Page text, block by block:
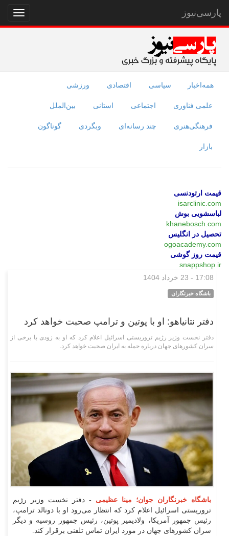
نمایش
منو
پارسی‌نیوز
همه‌اخبار سیاسی اقتصادی ورزشی
علمی فناوری اجتماعی استانی بین‌الملل
فرهنگی‌هنری چند رسانه‌ای وبگردی گوناگون
بازار
قیمت ارتودنسی
isarclinic.com
لباسشویی بوش
khanebosch.com
تحصیل در انگلیس
ogoacademy.com
قیمت روز گوشی
snappshop.ir
17:08 - 23 خرداد 1404
باشگاه خبرنگاران
دفتر نتانیاهو: او با پوتین و ترامپ صحبت خواهد کرد
دفتر نخست وزیر رژیم تروریستی اسرائیل اعلام کرد که او به زودی با برخی از
سران کشور‌های جهان درباره حمله به ایران صحبت خواهد کرد.
باشگاه خبرنگاران جوان؛ مینا عظیمی - دفتر نخست وزیر رژیم
تروریستی اسرائیل اعلام کرد که انتظار می‌رود او با دونالد ترامپ،
رئیس جمهور آمریکا، ولادیمیر پوتین، رئیس جمهور روسیه و دیگر
سران کشورهای جهان در مورد ایران تماس تلفنی برقرار کند.